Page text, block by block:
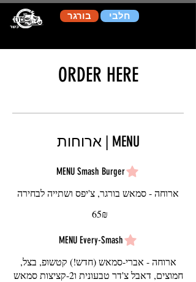
שִׂים
בִּקְלִיק
בורגר חלבי
ORDER HERE
MENU | ארוחות
MENU Smash Burger
ארוחה - סמאש בורגר, צ'יפס ושתייה לבחירה
‏65 ‏₪
MENU Every-Smash
ארוחה - אברי-סמאש (חדש!) קטשופ, בצל,
חמוצים, דאבל צ'דר טבעונית ו2-קציצות סמאש